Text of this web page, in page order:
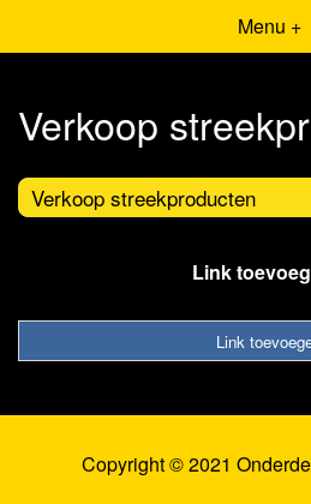
Menu +
Verkoop
Verkoop streekproducten
Link
Link
Copyright © 2021